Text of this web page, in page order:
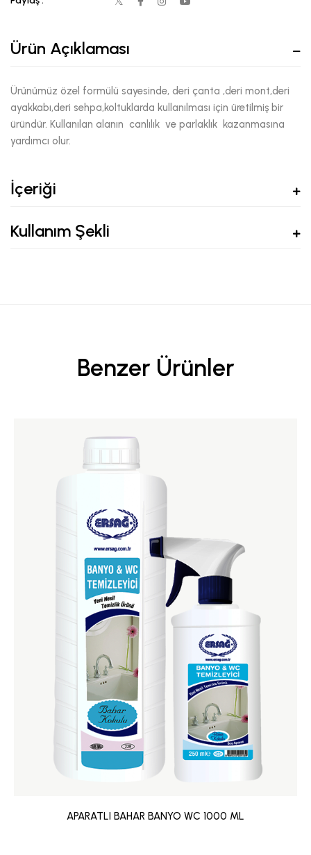
Ürün Açıklaması
Ürünümüz özel formülü sayesinde, deri çanta ,deri mont,deri
ayakkabı,deri sehpa,koltuklarda kullanılması için üretilmiş bir
üründür. Kullanılan alanın canlılık ve parlaklık kazanmasına
yardımcı olur.
İçeriği
Kullanım Şekli
Benzer Ürünler
APARATLI BAHAR BANYO WC 1000 ML